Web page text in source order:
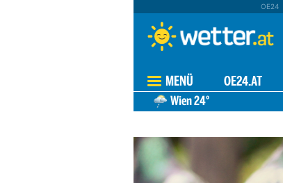
OE24
MENÜ OE24.AT
Wien24°